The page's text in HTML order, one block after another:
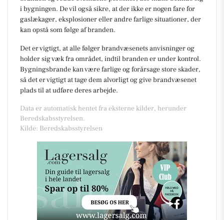
i bygningen. De vil også sikre, at der ikke er nogen fare for
gaslækager, eksplosioner eller andre farlige situationer, der
kan opstå som følge af branden.
Det er vigtigt, at alle følger brandvæsenets anvisninger og
holder sig væk fra området, indtil branden er under kontrol.
Bygningsbrande kan være farlige og forårsage store skader,
så det er vigtigt at tage dem alvorligt og give brandvæsenet
plads til at udføre deres arbejde.
Data er automatisk hentet fra eksterne kilder, herunder
Beredskabsstyrelsen.
Kilde: Beredskabsstyrelsen